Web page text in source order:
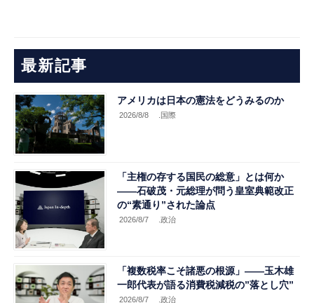
最新記事
アメリカは日本の憲法をどうみるのか
2026/8/8 .国際
「主権の存する国民の総意」とは何か
――石破茂・元総理が問う皇室典範改正
の“素通り”された論点
2026/8/7 .政治
「複数税率こそ諸悪の根源」――玉木雄
一郎代表が語る消費税減税の”落とし穴”
2026/8/7 .政治